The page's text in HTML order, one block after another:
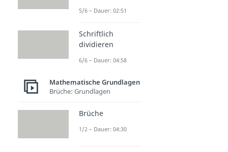
5/6 – Dauer: 02:51
Schriftlich
dividieren
6/6 – Dauer: 04:58
Mathematische Grundlagen
Brüche: Grundlagen
Brüche
1/2 – Dauer: 04:30